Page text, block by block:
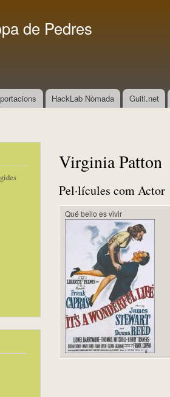
de Pedres
HackLab Nòmada Guifi.net
Virginia Patton
Pel·lícules com Actor
Qué bello es vivir